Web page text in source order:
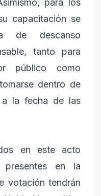
para los
capacitación se
de descanso
tanto para
público como
dentro de
la fecha de las
en este acto
en la
votación tendrán